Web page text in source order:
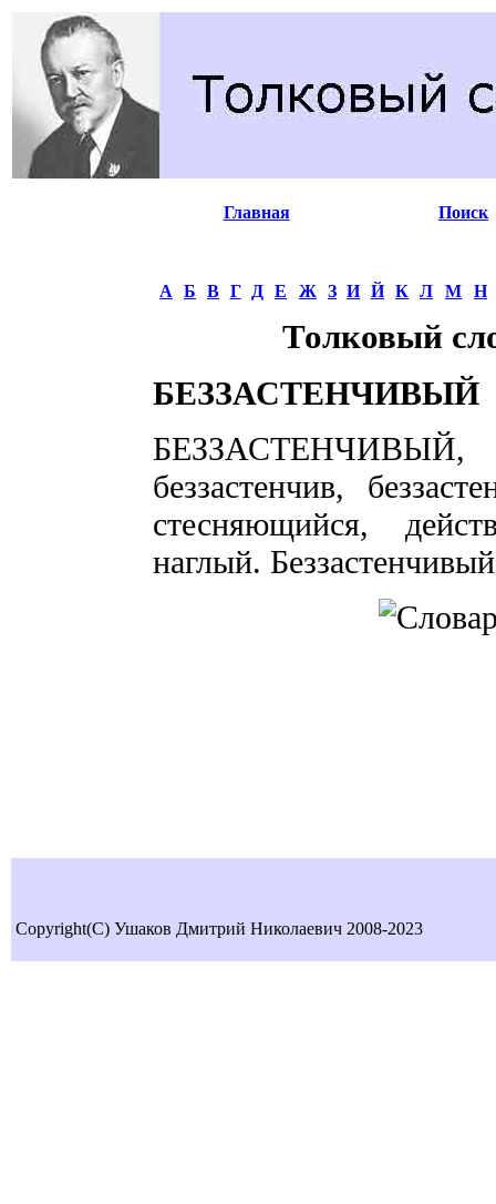
Главная Поиск
А Б В Г Д Е Ж З И Й К Л М Н
Толковый
БЕЗЗАСТЕНЧИВЫЙ
БЕЗЗАСТЕНЧИВЫЙ,
беззастенчив,
стесняющийся,
наглый.
Copyright(C) Ушаков Дмитрий Николаевич 2008-2023